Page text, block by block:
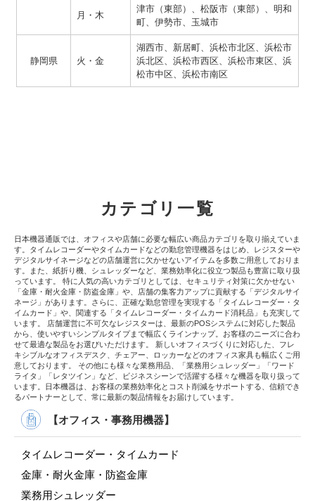
月・木
津市（東部）、松阪市（東部）、明和
町、伊勢市、玉城市
静岡県 火・金
湖西市、新居町、浜松市北区、浜松市
浜北区、浜松市西区、浜松市東区、浜
松市中区、浜松市南区
カテゴリ一覧
日本機器通販では、オフィスや店舗に必要な幅広い商品カテゴリを取り揃えていま
す。タイムレコーダーやタイムカードなどの勤怠管理機器をはじめ、レジスターや
デジタルサイネージなどの店舗運営に欠かせないアイテムを多数ご用意しておりま
す。また、紙折り機、シュレッダーなど、業務効率化に役立つ製品も豊富に取り扱
っています。 特に人気の高いカテゴリとしては、セキュリティ対策に欠かせない
「金庫・耐火金庫・防盗金庫」や、店舗の集客力アップに貢献する「デジタルサイ
ネージ」があります。さらに、正確な勤怠管理を実現する「タイムレコーダー・タ
イムカード」や、関連する「タイムレコーダー・タイムカード消耗品」も充実して
います。 店舗運営に不可欠なレジスターは、最新のPOSシステムに対応した製品
から、使いやすいシンプルタイプまで幅広くラインナップ。お客様のニーズに合わ
せて最適な製品をお選びいただけます。 新しいオフィスづくりに対応した、フレ
キシブルなオフィスデスク、チェアー、ロッカーなどのオフィス家具も幅広くご用
意しております。 その他にも様々な業務用品、「業務用シュレッダー」「ワード
ライタ」「レタツイン」など、ビジネスシーンで活躍する様々な機器を取り扱って
います。日本機器は、お客様の業務効率化とコスト削減をサポートする、信頼でき
るパートナーとして、常に最新の製品情報をお届けしています。
【オフィス・事務用機器】
タイムレコーダー・タイムカード
金庫・耐火金庫・防盗金庫
業務用シュレッダー